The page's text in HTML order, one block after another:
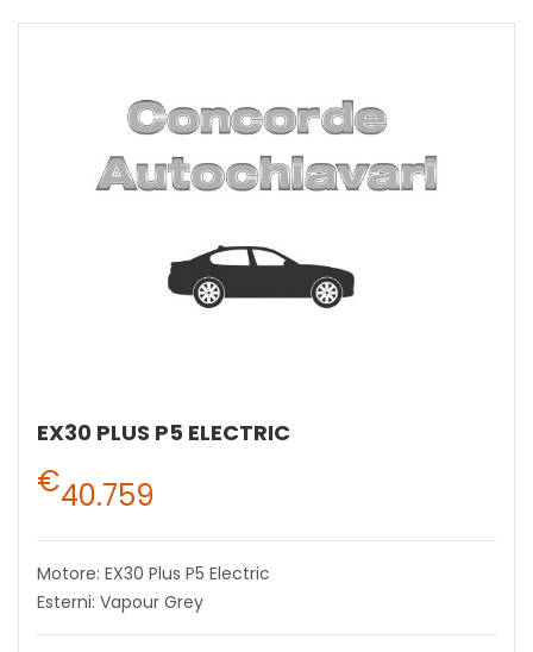
EX30 PLUS P5 ELECTRIC
€40.759
Motore: EX30 Plus P5 Electric
Esterni: Vapour Grey